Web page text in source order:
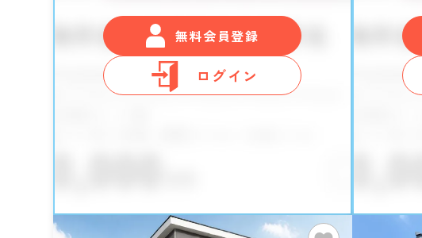
無料会員登録
ログイン